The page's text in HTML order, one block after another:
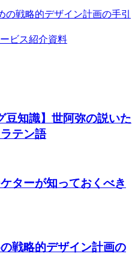
豆知識】世阿弥の説いた
テン語
ターが知っておくべき
戦略的デザイン計画の